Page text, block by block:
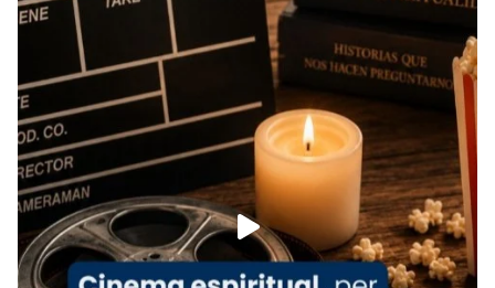
Recupera l'entrevista comp
Vatican
tican News 👇
www.vaticannews.va/es/iglesia/news/2026-
07/carmina-historia-depresion-papa-viaje-
espana-testimoni...
Foto
View on Facebook · Share
Arquebisbat de Barcelona